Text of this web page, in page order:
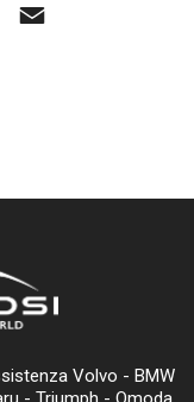
M
l
Volvo - BMW